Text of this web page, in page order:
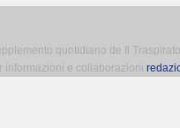
quotidiano de Il
informazioni e collaborazioni